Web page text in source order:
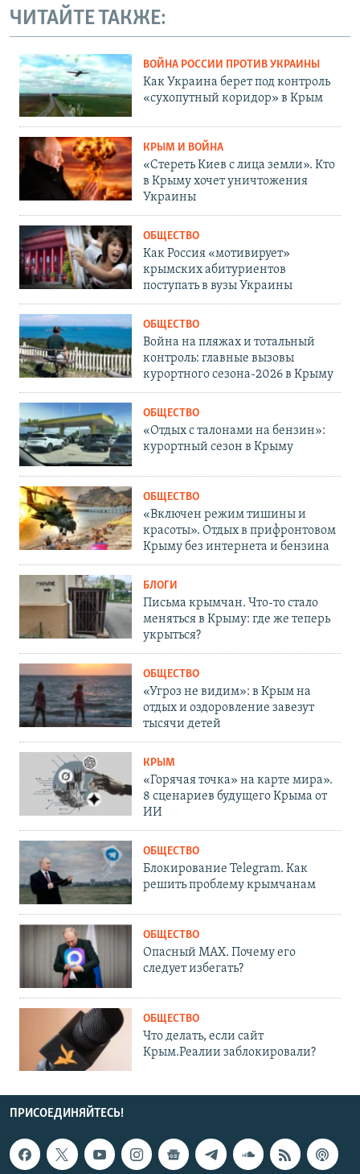
ЧИТАЙТЕ ТАКЖЕ:
ВОЙНА РОССИИ ПРОТИВ УКРАИНЫ
Как Украина берет под контроль
«сухопутный коридор» в Крым
КРЫМ И ВОЙНА
«Стереть Киев с лица земли». Кто
в Крыму хочет уничтожения
Украины
ОБЩЕСТВО
Как Россия «мотивирует»
крымских абитуриентов
поступать в вузы Украины
ОБЩЕСТВО
Война на пляжах и тотальный
контроль: главные вызовы
курортного сезона-2026 в Крыму
ОБЩЕСТВО
«Отдых с талонами на бензин»:
курортный сезон в Крыму
ОБЩЕСТВО
«Включен режим тишины и
красоты». Отдых в прифронтовом
Крыму без интернета и бензина
БЛОГИ
Письма крымчан. Что-то стало
меняться в Крыму: где же теперь
укрыться?
ОБЩЕСТВО
«Угроз не видим»: в Крым на
отдых и оздоровление завезут
тысячи детей
КРЫМ
«Горячая точка» на карте мира».
8 сценариев будущего Крыма от
ИИ
ОБЩЕСТВО
Блокирование Telegram. Как
решить проблему крымчанам
ОБЩЕСТВО
Опасный MAX. Почему его
следует избегать?
ОБЩЕСТВО
Что делать, если сайт
Крым.Реалии заблокировали?
ПРИСОЕДИНЯЙТЕСЬ!